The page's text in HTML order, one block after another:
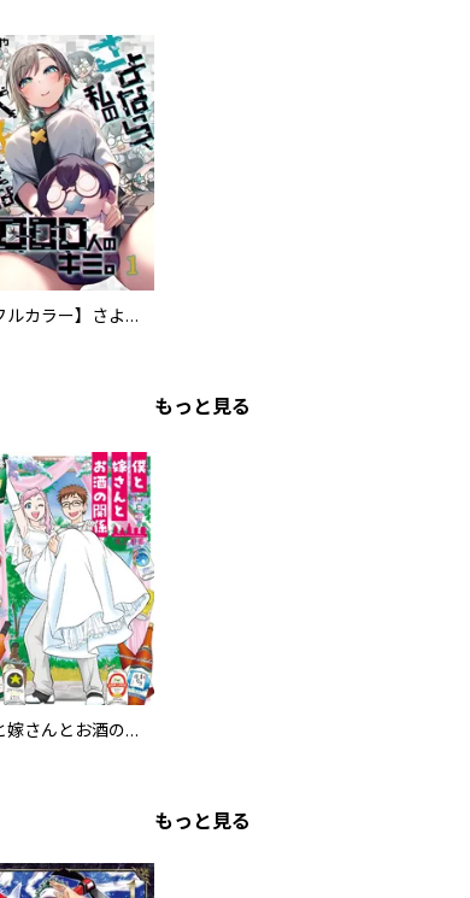
【フルカラー】さよなら、私の大好きな１０００人のキミ。
もっと見る
僕と嫁さんとお酒の関係
もっと見る